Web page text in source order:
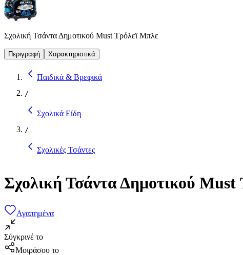
Σχολική Τσάντα Δημοτικού Must Τρόλεϊ Μπλε
Περιγραφή Χαρακτηριστικά
Παιδικά & Βρεφικά
/
Σχολικά Είδη
/
Σχολικές Τσάντες
Σχολική Τσάντα Δημοτικού
Αγαπημένα
Σύγκρινέ το
Μοιράσου το